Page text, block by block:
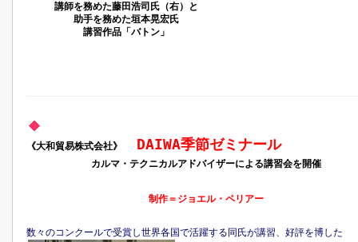
講師を務めた藤田浩司氏（右）と
助手を務めた垣本晃宏氏
講習作品「バトン」
《大和貿易株式会社》 DAIWA季節ゼミナール
カルマ・テクニカルアドバイザーによる講習会を開催
制作＝ジョエル・ペリアー
数々のコンクールで受賞し世界各国で活躍する同氏が講習、好評を博した